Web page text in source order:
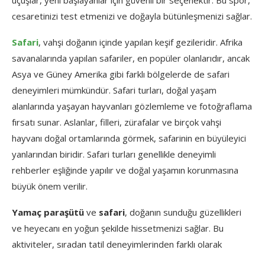
cesaretinizi test etmenizi ve doğayla bütünleşmenizi sağlar.
Safari, vahşi doğanın içinde yapılan keşif gezileridir. Afrika
savanalarında yapılan safariler, en popüler olanlarıdır, ancak
Asya ve Güney Amerika gibi farklı bölgelerde de safari
deneyimleri mümkündür. Safari turları, doğal yaşam
alanlarında yaşayan hayvanları gözlemleme ve fotoğraflama
fırsatı sunar. Aslanlar, filleri, zürafalar ve birçok vahşi
hayvanı doğal ortamlarında görmek, safarinin en büyüleyici
yanlarından biridir. Safari turları genellikle deneyimli
rehberler eşliğinde yapılır ve doğal yaşamın korunmasına
büyük önem verilir.
Yamaç paraşütü ve safari, doğanın sunduğu güzellikleri
ve heyecanı en yoğun şekilde hissetmenizi sağlar. Bu
aktiviteler, sıradan tatil deneyimlerinden farklı olarak